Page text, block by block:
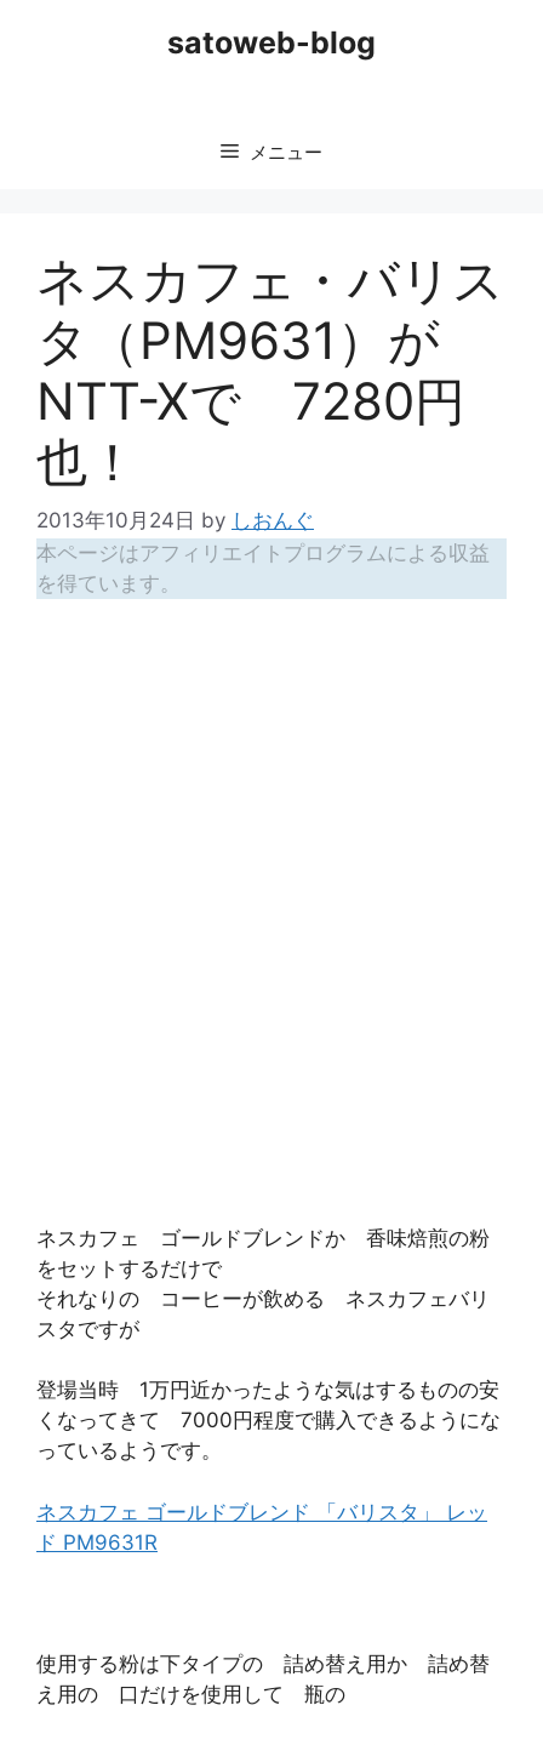
satoweb-blog
メニュー
ネスカフェ・バリス
タ（PM9631）が
NTT-Xで 7280円
也！
2013年10月24日 by しおんぐ
本ページはアフィリエイトプログラムによる収益
を得ています。
ネスカフェ ゴールドブレンドか 香味焙煎の粉
をセットするだけで
それなりの コーヒーが飲める ネスカフェバリ
スタですが
登場当時 1万円近かったような気はするものの安
くなってきて 7000円程度で購入できるようにな
っているようです。
ネスカフェ ゴールドブレンド 「バリスタ」 レッ
ド PM9631R
使用する粉は下タイプの 詰め替え用か 詰め替
え用の 口だけを使用して 瓶の